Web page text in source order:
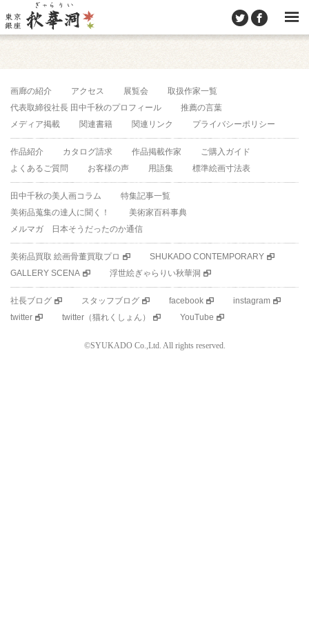
画廊の紹介 アクセス 展覧会
取扱作家一覧
代表取締役社長 田中千秋のプロフィール
推薦の言葉
メディア掲載
関連書籍 関連リンク プライバシーポリシー
作品紹介 カタログ請求 作品掲載作家
ご購入ガイド
よくあるご質問
お客様の声 用語集 標準絵画寸法表
田中千秋の美人画コラム
特集記事一覧
美術品蒐集の達人に聞く！
美術家百科事典
メルマガ 日本そうだったのか通信
美術品買取 絵画骨董買取プロ
SHUKADO CONTEMPORARY
GALLERY SCENA
浮世絵ぎゃらりい秋華洞
社長ブログ スタッフブログ facebook
instagram
twitter
twitter（猫れくしょん） YouTube
©SYUKADO Co.,Ltd. All rights reserved.